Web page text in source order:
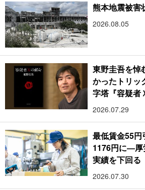
熊本地震被害
2026.08.05
東野圭吾を悼
かったトリッ
字塔『容疑者
2026.07.29
最低賃金55
1176円に―厚
実績を下回る
2026.07.30